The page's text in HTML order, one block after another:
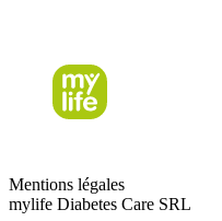
Mentions légales
mylife Diabetes Care SRL